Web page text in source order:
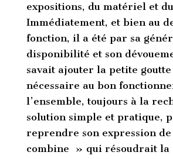
expositions, du matériel et
Immédiatement, et bien au
fonction, il a été par sa
disponibilité et son
savait ajouter la petite goutte
nécessaire au bon
l’ensemble, toujours à la
solution simple et pratique,
reprendre son expression
combine » qui résoudrait la